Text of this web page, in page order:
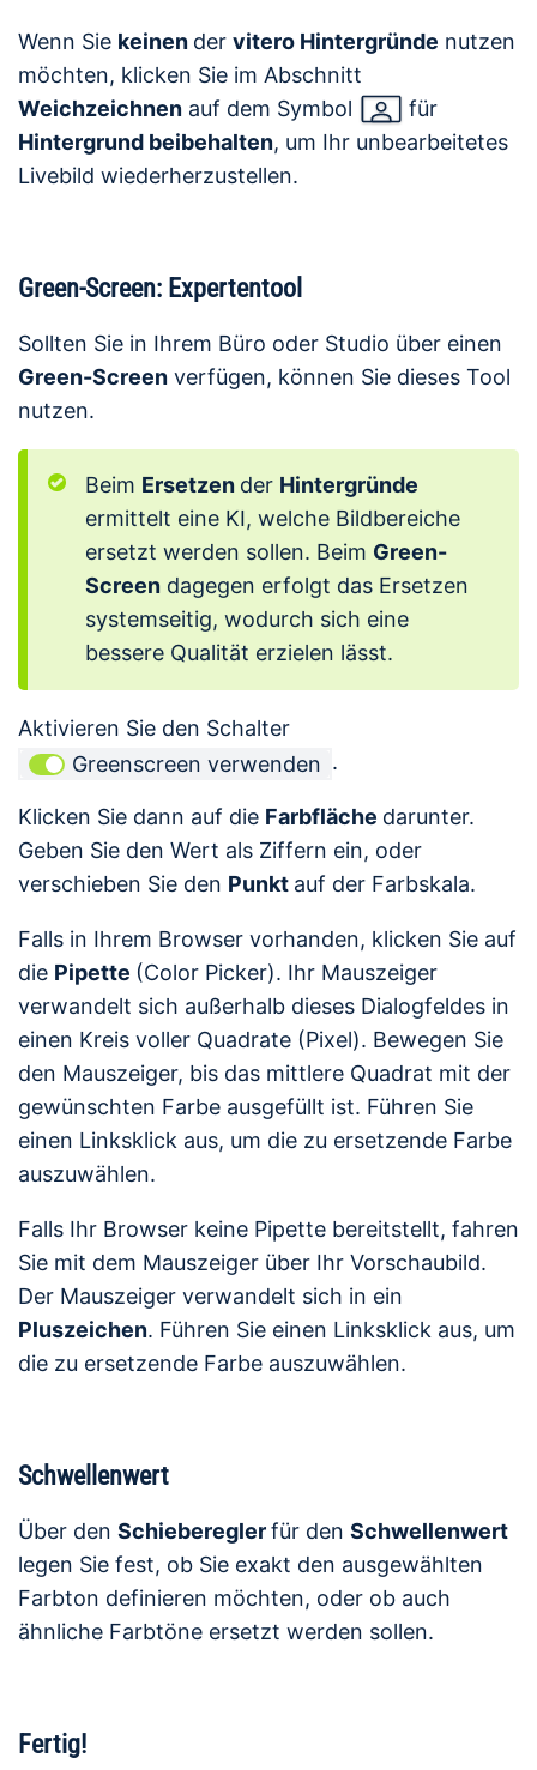
Wenn Sie keinen der vitero Hintergründe nutzen
möchten, klicken Sie im Abschnitt
Weichzeichnen auf dem Symbol
für
Hintergrund beibehalten, um Ihr unbearbeitetes
Livebild wiederherzustellen.
Green-Screen: Expertentool
Sollten Sie in Ihrem Büro oder Studio über einen
Green-Screen verfügen, können Sie dieses Tool
nutzen.
Beim Ersetzen der Hintergründe
ermittelt eine KI, welche Bildbereiche
ersetzt werden sollen. Beim Green-
Screen dagegen erfolgt das Ersetzen
systemseitig, wodurch sich eine
bessere Qualität erzielen lässt.
Aktivieren Sie den Schalter
Greenscreen verwenden .
Klicken Sie dann auf die Farbfläche darunter.
Geben Sie den Wert als Ziffern ein, oder
verschieben Sie den Punkt auf der Farbskala.
Falls in Ihrem Browser vorhanden, klicken Sie auf
die Pipette (Color Picker). Ihr Mauszeiger
verwandelt sich außerhalb dieses Dialogfeldes in
einen Kreis voller Quadrate (Pixel). Bewegen Sie
den Mauszeiger, bis das mittlere Quadrat mit der
gewünschten Farbe ausgefüllt ist. Führen Sie
einen Linksklick aus, um die zu ersetzende Farbe
auszuwählen.
Falls Ihr Browser keine Pipette bereitstellt, fahren
Sie mit dem Mauszeiger über Ihr Vorschaubild.
Der Mauszeiger verwandelt sich in ein
Pluszeichen. Führen Sie einen Linksklick aus, um
die zu ersetzende Farbe auszuwählen.
Schwellenwert
Über den Schiebereglerfür den Schwellenwert
legen Sie fest, ob Sie exakt den ausgewählten
Farbton definieren möchten, oder ob auch
ähnliche Farbtöne ersetzt werden sollen.
Fertig!